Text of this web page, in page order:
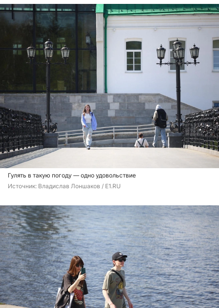
Гулять в такую погоду — одно удовольствие
Источник: Владислав Лоншаков / E1.RU